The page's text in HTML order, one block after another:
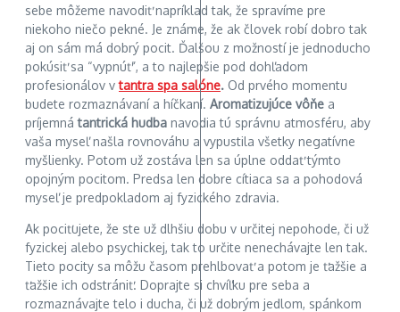
sebe môžeme navodiť napríklad tak, že spravíme pre
niekoho niečo pekné. Je známe, že ak človek robí dobro tak
aj on sám má dobrý pocit. Ďalšou z možností je jednoducho
pokúsiť sa “vypnúť”, a to najlepšie pod dohľadom
profesionálov vtantra spa salóne. Od prvého momentu
budete rozmaznávaní a híčkaní. Aromatizujúce vôňe a
príjemnátantrická hudba navodia tú správnu atmosféru, aby
vaša myseľ našla rovnováhu a vypustila všetky negatívne
myšlienky. Potom už zostáva len sa úplne oddať týmto
opojným pocitom. Predsa len dobre cítiaca sa a pohodová
myseľ je predpokladom aj fyzického zdravia.
Ak pociťujete, že ste už dlhšiu dobu v určitej nepohode, či už
fyzickej alebo psychickej, tak to určite nenechávajte len tak.
Tieto pocity sa môžu časom prehlbovať a potom je ťažšie a
ťažšie ich odstrániť. Doprajte si chvíľku pre seba a
rozmaznávajte telo i ducha, či už dobrým jedlom, spánkom